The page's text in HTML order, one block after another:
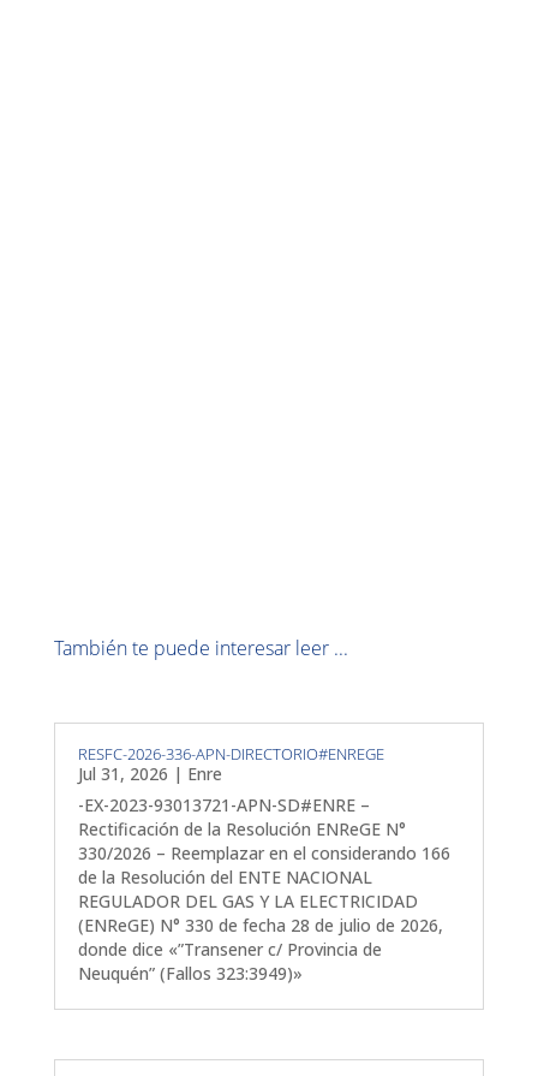
También te puede interesar leer ...
RESFC-2026-336-APN-DIRECTORIO#ENREGE
Jul 31, 2026 | Enre
-EX-2023-93013721-APN-SD#ENRE –
Rectificación de la Resolución ENReGE N°
330/2026 – Reemplazar en el considerando 166
de la Resolución del ENTE NACIONAL
REGULADOR DEL GAS Y LA ELECTRICIDAD
(ENReGE) N° 330 de fecha 28 de julio de 2026,
donde dice «”Transener c/ Provincia de
Neuquén” (Fallos 323:3949)»